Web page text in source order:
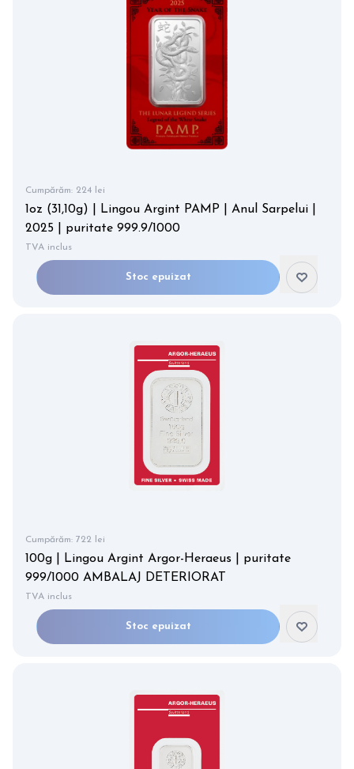
Cumpărăm: 224 lei
1oz (31,10g) | Lingou Argint PAMP | Anul Sarpelui |
2025 | puritate 999.9/1000
TVA inclus
Stoc epuizat
Cumpărăm: 722 lei
100g | Lingou Argint Argor-Heraeus | puritate
999/1000 AMBALAJ DETERIORAT
TVA inclus
Stoc epuizat